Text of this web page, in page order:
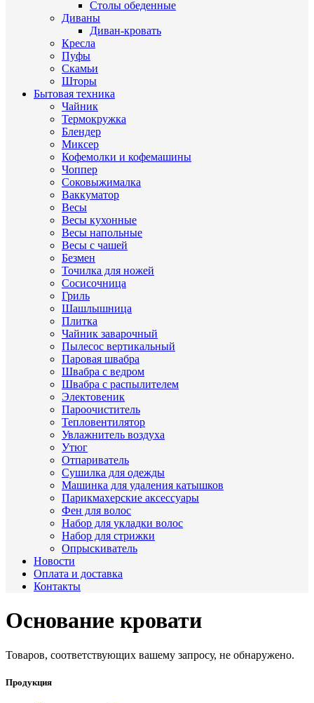
Столы обеденные
Диваны
Диван-кровать
Кресла
Пуфы
Скамьи
Шторы
Бытовая техника
Чайник
Термокружка
Блендер
Миксер
Кофемолки и кофемашины
Чоппер
Соковыжималка
Ваккуматор
Весы
Весы кухонные
Весы напольные
Весы с чашей
Безмен
Точилка для ножей
Сосисочница
Гриль
Шашлышница
Плитка
Чайник заварочный
Пылесос вертикальный
Паровая швабра
Швабра с ведром
Швабра с распылителем
Электовеник
Пароочиститель
Тепловентилятор
Увлажнитель воздуха
Утюг
Отпариватель
Сушилка для одежды
Машинка для удаления катышков
Парикмахерские аксессуары
Фен для волос
Набор для укладки волос
Набор для стрижки
Опрыскиватель
Новости
Оплата и доставка
Контакты
Основание кровати
Товаров, соответствующих вашему запросу, не обнаружено.
Продукция